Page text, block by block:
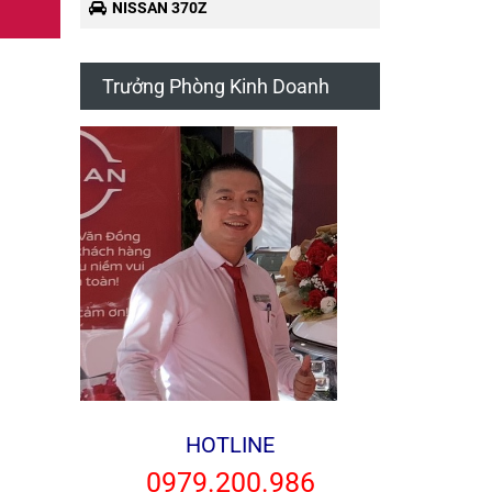
NISSAN 370Z
Trưởng Phòng Kinh Doanh
HOTLINE
0979.200.986